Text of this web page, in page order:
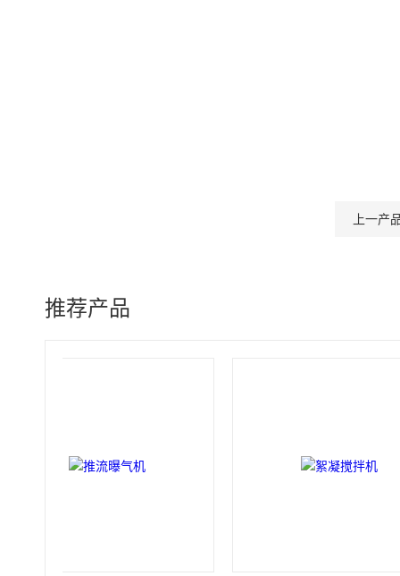
上一产
推荐产品